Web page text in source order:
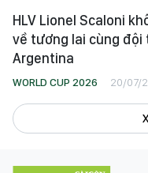
HLV Lionel Scaloni
về tương lai cùng đội
Argentina
WORLD CUP 2026 20/07/